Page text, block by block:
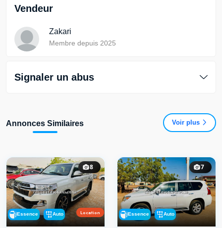
Vendeur
Zakari
Membre depuis 2025
Signaler un abus
Annonces Similaires Voir plus
8
Essence Auto Location
7
Essence Auto